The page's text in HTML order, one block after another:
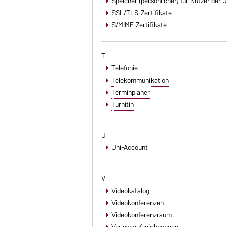
SSL/TLS-Zertifikate
S/MIME-Zertifikate
T
Telefonie
Telekommunikation
Terminplaner
Turnitin
U
Uni-Account
V
Videokatalog
Videokonferenzen
Videokonferenzraum